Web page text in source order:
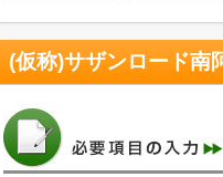
(仮称)サザンロード南